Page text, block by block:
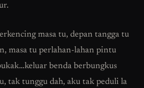
masa tu, depan tangga tu
masa tu perlahan-lahan pintu
benda berbungkus
tak tunggu dah, aku tak peduli la